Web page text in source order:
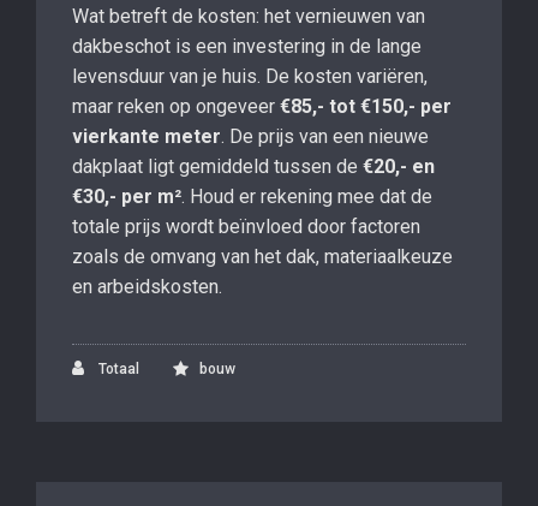
Wat betreft de kosten: het vernieuwen van
dakbeschot is een investering in de lange
levensduur van je huis. De kosten variëren,
maar reken op ongeveer €85,- tot €150,- per
vierkante meter. De prijs van een nieuwe
dakplaat ligt gemiddeld tussen de €20,- en
€30,- per m². Houd er rekening mee dat de
totale prijs wordt beïnvloed door factoren
zoals de omvang van het dak, materiaalkeuze
en arbeidskosten.
Totaal bouw